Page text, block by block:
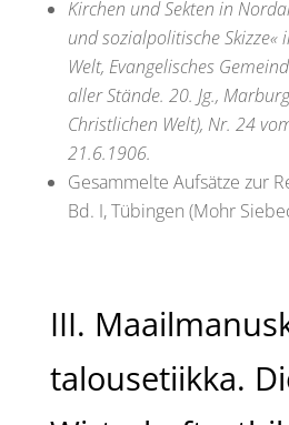
Kirchen und Sekten in
und sozialpolitische Skizze«
Welt, Evangelisches
aller Stände. 20. Jg.,
Christlichen Welt), Nr. 24
21.6.1906.
Gesammelte Aufsätze zur
Bd. I, Tübingen (Mohr
III.
talousetiikka.